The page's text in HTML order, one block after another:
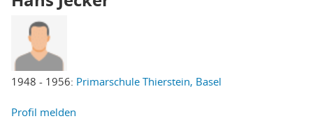
1948 - 1956: Primarschule Thierstein, Basel
Profil melden